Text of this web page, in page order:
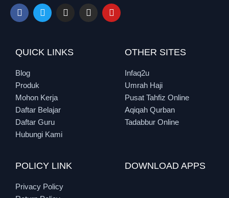
QUICK LINKS
Blog
Produk
Mohon Kerja
Daftar Belajar
Daftar Guru
Hubungi Kami
OTHER SITES
Infaq2u
Umrah Haji
Pusat Tahfiz Online
Aqiqah Qurban
Tadabbur Online
POLICY LINK
Privacy Policy
DOWNLOAD APPS